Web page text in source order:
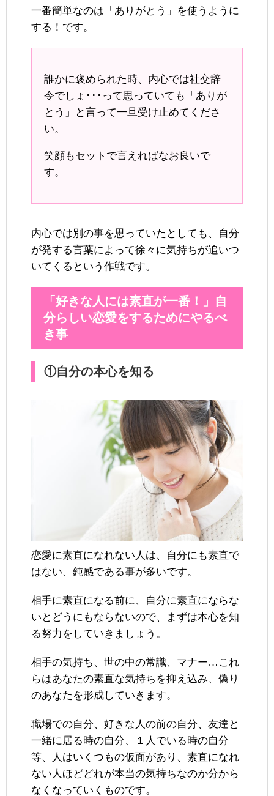
一番簡単なのは「ありがとう」を使うように
する！です。
誰かに褒められた時、内心では社交辞
令でしょ･･･って思っていても「ありが
とう」と言って一旦受け止めてくださ
い。
笑顔もセットで言えればなお良いで
す。
内心では別の事を思っていたとしても、自分
が発する言葉によって徐々に気持ちが追いつ
いてくるという作戦です。
「好きな人には素直が一番！」自
分らしい恋愛をするためにやるべ
き事
①自分の本心を知る
恋愛に素直になれない人は、自分にも素直で
はない、鈍感である事が多いです。
相手に素直になる前に、自分に素直にならな
いとどうにもならないので、まずは本心を知
る努力をしていきましょう。
相手の気持ち、世の中の常識、マナー…これ
らはあなたの素直な気持ちを抑え込み、偽り
のあなたを形成していきます。
職場での自分、好きな人の前の自分、友達と
一緒に居る時の自分、１人でいる時の自分
等、人はいくつもの仮面があり、素直になれ
ない人ほどどれが本当の気持ちなのか分から
なくなっていくものです。